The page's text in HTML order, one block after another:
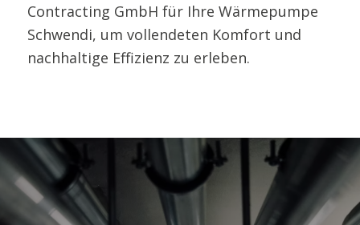
Contracting GmbH für Ihre Wärmepumpe
Schwendi, um vollendeten Komfort und
nachhaltige Effizienz zu erleben.